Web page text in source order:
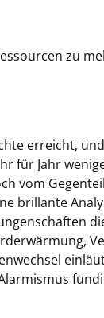
zu
erreicht,
für Jahr
vom
brillante